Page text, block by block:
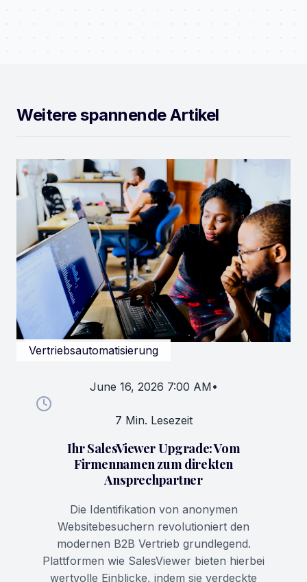
Weitere spannende Artikel
Vertriebsautomatisierung
June 16, 2026 7:00 AM•
7 Min. Lesezeit
Ihr SalesViewer Upgrade: Vom
Firmennamen zum direkten
Ansprechpartner
Die Identifikation von anonymen
Websitebesuchern revolutioniert den
modernen B2B Vertrieb grundlegend.
Plattformen wie SalesViewer bieten hierbei
wertvolle Einblicke, indem sie verdeckte